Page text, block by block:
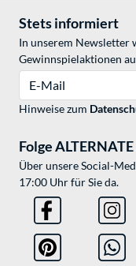
Stets informiert
In unserem Newsletter
Gewinnspielaktionen
Hinweise zum
Folge
Über unsere Social-
17:00 Uhr für Sie da.